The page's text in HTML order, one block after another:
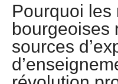
Pourquoi les
bourgeoises
sources